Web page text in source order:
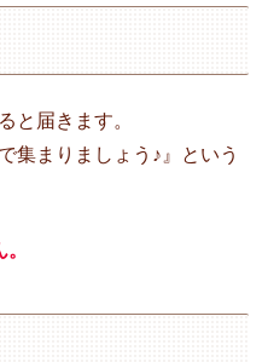
と届きます。
集まりましょう♪』という